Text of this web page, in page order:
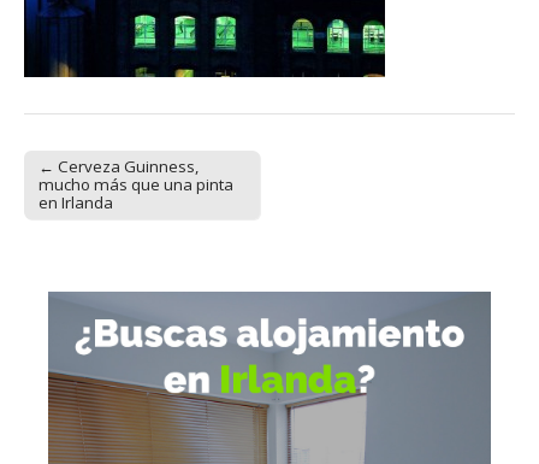
Post navigation
← Cerveza Guinness,
mucho más que una pinta
en Irlanda